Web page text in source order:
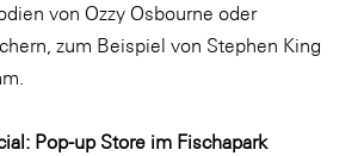
von Ozzy Osbourne oder
zum Beispiel von Stephen King
Pop-up Store im Fischapark